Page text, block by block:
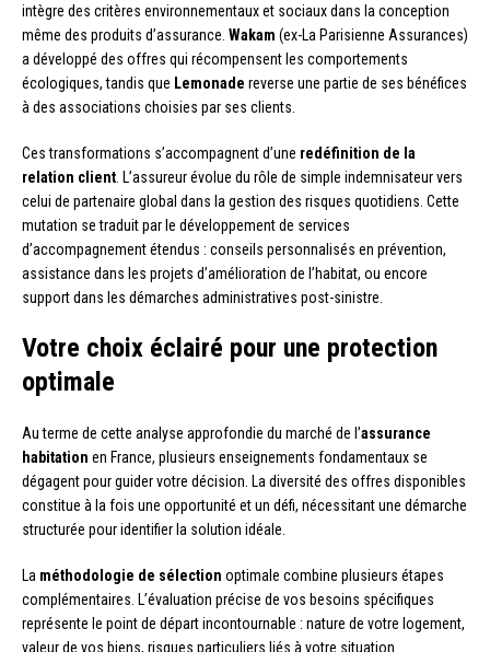
intègre des critères environnementaux et sociaux dans la conception
même des produits d’assurance. Wakam (ex-La Parisienne Assurances)
a développé des offres qui récompensent les comportements
écologiques, tandis que Lemonade reverse une partie de ses bénéfices
à des associations choisies par ses clients.
Ces transformations s’accompagnent d’une redéfinition de la
relation client . L’assureur évolue du rôle de simple indemnisateur vers
celui de partenaire global dans la gestion des risques quotidiens. Cette
mutation se traduit par le développement de services
d’accompagnement étendus : conseils personnalisés en prévention,
assistance dans les projets d’amélioration de l’habitat, ou encore
support dans les démarches administratives post-sinistre.
Votre choix éclairé pour une protection
optimale
Au terme de cette analyse approfondie du marché de l’assurance
habitation en France, plusieurs enseignements fondamentaux se
dégagent pour guider votre décision. La diversité des offres disponibles
constitue à la fois une opportunité et un défi, nécessitant une démarche
structurée pour identifier la solution idéale.
La méthodologie de sélection optimale combine plusieurs étapes
complémentaires. L’évaluation précise de vos besoins spécifiques
représente le point de départ incontournable : nature de votre logement,
valeur de vos biens, risques particuliers liés à votre situation